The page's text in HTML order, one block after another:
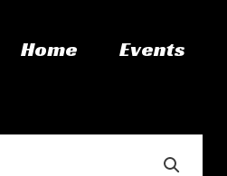
Home Events